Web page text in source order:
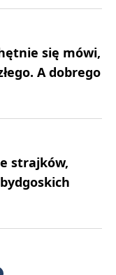
się mówi,
A dobrego
strajków,